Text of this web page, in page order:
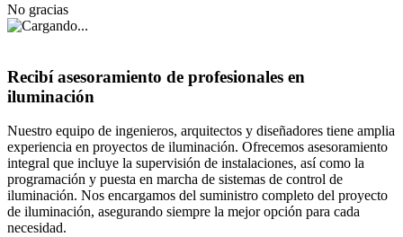
No gracias
Recibí asesoramiento de profesionales en
iluminación
Nuestro equipo de ingenieros, arquitectos y diseñadores tiene amplia
experiencia en proyectos de iluminación. Ofrecemos asesoramiento
integral que incluye la supervisión de instalaciones, así como la
programación y puesta en marcha de sistemas de control de
iluminación. Nos encargamos del suministro completo del proyecto
de iluminación, asegurando siempre la mejor opción para cada
necesidad.